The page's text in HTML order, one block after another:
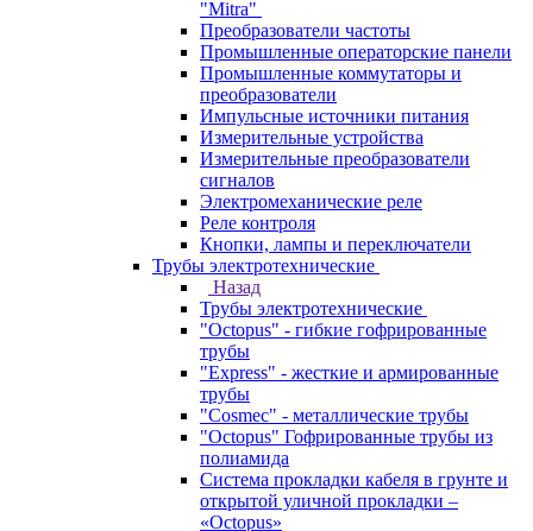
"Mitra"
Преобразователи частоты
Промышленные операторские панели
Промышленные коммутаторы и
преобразователи
Импульсные источники питания
Измерительные устройства
Измерительные преобразователи
сигналов
Электромеханические реле
Реле контроля
Кнопки, лампы и переключатели
Трубы электротехнические
Назад
Трубы электротехнические
"Octopus" - гибкие гофрированные
трубы
"Express" - жесткие и армированные
трубы
"Cosmec" - металлические трубы
"Octopus" Гофрированные трубы из
полиамида
Система прокладки кабеля в грунте и
открытой уличной прокладки –
«Octopus»